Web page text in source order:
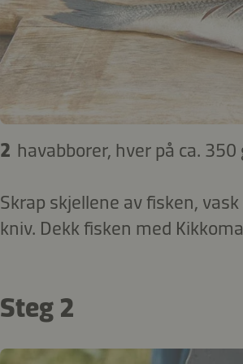
2 havabborer, hver på ca. 350
Skrap skjellene av fisken,
kniv. Dekk fisken med
Steg 2